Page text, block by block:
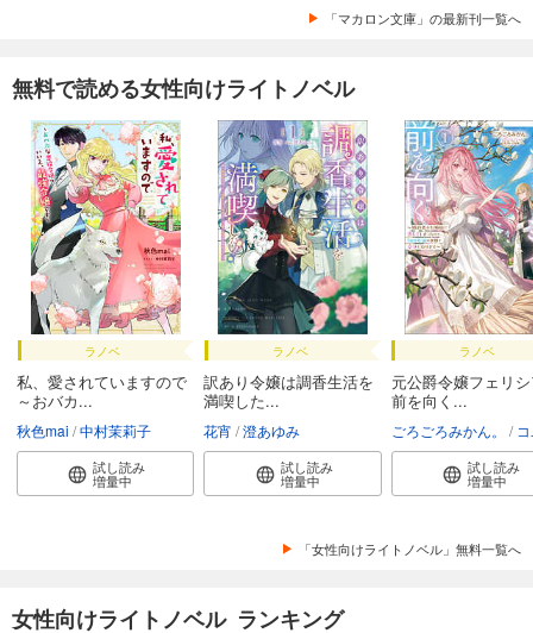
「マカロン文庫」の最新刊一覧へ
無料で読める女性向けライトノベル
ラノベ
私、愛されていますので
～おバカ...
秋色mai 中村茉莉子
試し読み
増量中
ラノベ
訳あり令嬢は調香生活を
満喫した...
花宵 澄あゆみ
試し読み
増量中
ラノベ
元公爵令嬢フェリ
前を向く...
ごろごろみかん。 コ
試し読み
増量中
「女性向けライトノベル」無料一覧へ
女性向けライトノベル ランキング